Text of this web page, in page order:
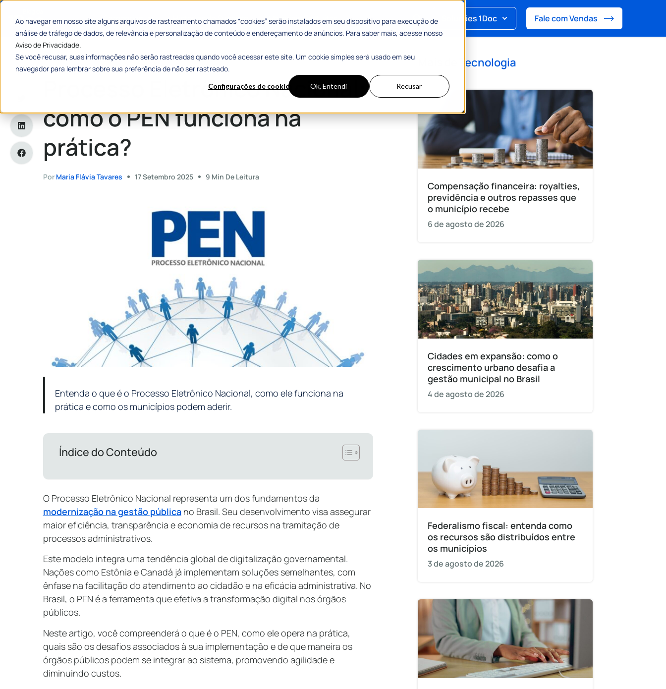
Ao navegar em nosso site alguns arquivos de rastreamento chamados “cookies” serão instalados em seu dispositivo para execução de
análise de tráfego de dados, de relevância e personalização de conteúdo e endereçamento de anúncios. Para saber mais, acesse nosso
Aviso de Privacidade.
Se você recusar, suas informações não serão rastreadas quando você acessar este site. Um cookie simples será usado em seu
navegador para lembrar sobre sua preferência de não ser rastreado.
Configurações de cookies Ok, Entendi Recusar
Categorias Histórias de Sucesso Materiais Gratuitos Soluções 1Doc Fale com Vendas
Home»Processo Eletrônico Nacional: como o PEN funciona na prática?
Processo Eletrônico Nacional:
como o PEN funciona na
prática?
Por Maria Flávia Tavares 17 Setembro 2025 9 Min De Leitura
Entenda o que é o Processo Eletrônico Nacional, como ele funciona na
prática e como os municípios podem aderir.
Índice do Conteúdo
O Processo Eletrônico Nacional representa um dos fundamentos da
modernização na gestão públicano Brasil. Seu desenvolvimento visa assegurar
maior eficiência, transparência e economia de recursos na tramitação de
processos administrativos.
Este modelo integra uma tendência global de digitalização governamental.
Nações como Estônia e Canadá já implementam soluções semelhantes, com
ênfase na facilitação do atendimento ao cidadão e na eficácia administrativa. No
Brasil, o PEN é a ferramenta que efetiva a transformação digital nos órgãos
públicos.
Neste artigo, você compreenderá o que é o PEN, como ele opera na prática,
quais são os desafios associados à sua implementação e de que maneira os
órgãos públicos podem se integrar ao sistema, promovendo agilidade e
diminuindo custos.
Tecnologia
Compensação financeira: royalties,
previdência e outros repasses que
o município recebe
6 de agosto de 2026
Cidades em expansão: como o
crescimento urbano desafia a
gestão municipal no Brasil
4 de agosto de 2026
Federalismo fiscal: entenda como
os recursos são distribuídos entre
os municípios
3 de agosto de 2026